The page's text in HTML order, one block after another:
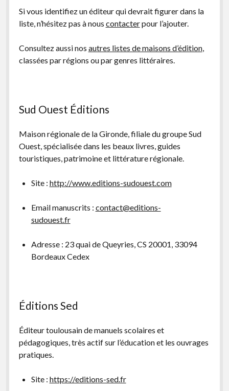
Contact
form
Si vous identifiez un éditeur qui devrait figurer dans la
liste, n’hésitez pas à nous contacterpour l’ajouter.
Consultez aussi nos autres listes de maisons d’édition,
classées par régions ou par genres littéraires.
Sud Ouest Éditions
Maison régionale de la Gironde, filiale du groupe Sud
Ouest, spécialisée dans les beaux livres, guides
touristiques, patrimoine et littérature régionale.
Site : http://www.editions-sudouest.com
Email manuscrits : contact@editions-
sudouest.fr
Adresse : 23 quai de Queyries, CS 20001, 33094
Bordeaux Cedex
Éditions Sed
Éditeur toulousain de manuels scolaires et
pédagogiques, très actif sur l’éducation et les ouvrages
pratiques.
Site : https://editions-sed.fr